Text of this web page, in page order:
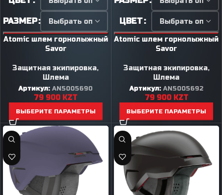
РАЗМЕР
Atomic шлем горнолыжный
Savor
Защитная экипировка,
Шлема
Артикул:AN5005690
79 900 KZT
ВЫБЕРИТЕ ПАРАМЕТРЫ
ЦВЕТ
Atomic шлем горнолыжный
Savor
Защитная экипировка,
Шлема
Артикул: AN5005692
79 900 KZT
ВЫБЕРИТЕ ПАРАМЕТРЫ